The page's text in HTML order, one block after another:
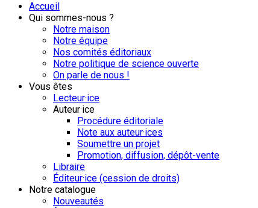
Accueil
Qui sommes-nous ?
Notre maison
Notre équipe
Nos comités éditoriaux
Notre politique de science ouverte
On parle de nous !
Vous êtes
Lecteur·ice
Auteur·ice
Procédure éditoriale
Note aux auteur·ices
Soumettre un projet
Promotion, diffusion, dépôt-vente
Libraire
Éditeur·ice (cession de droits)
Notre catalogue
Nouveautés